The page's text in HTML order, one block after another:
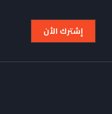
إشترك الأن